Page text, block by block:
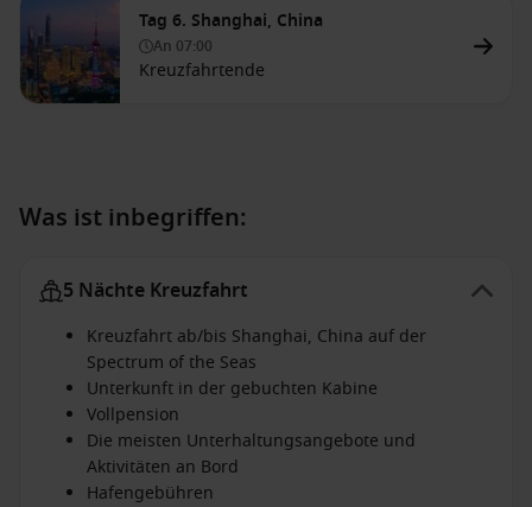
Tag 6. Shanghai, China
An 07:00
Kreuzfahrtende
Was ist inbegriffen:
5 Nächte Kreuzfahrt
Kreuzfahrt ab/bis Shanghai, China auf der
Spectrum of the Seas
Unterkunft in der gebuchten Kabine
Vollpension
Die meisten Unterhaltungsangebote und
Aktivitäten an Bord
Hafengebühren